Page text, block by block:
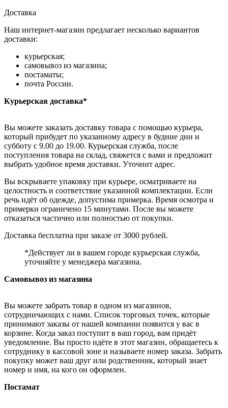
Доставка
Наш интернет-магазин предлагает несколько вариантов
доставки:
курьерская;
самовывоз из магазина;
постаматы;
почта России.
Курьерская доставка*
Вы можете заказать доставку товара с помощью курьера,
который прибудет по указанному адресу в будние дни и
субботу с 9.00 до 19.00. Курьерская служба, после
поступления товара на склад, свяжется с вами и предложит
выбрать удобное время доставки. Уточнит адрес.
Вы вскрываете упаковку при курьере, осматриваете на
целостность и соответствие указанной комплектации. Если
речь идёт об одежде, допустима примерка. Время осмотра и
примерки ограничено 15 минутами. После вы можете
отказаться частично или полностью от покупки.
Доставка бесплатна при заказе от 3000 рублей.
*Действует ли в вашем городе курьерская служба,
уточняйте у менеджера магазина.
Самовывоз из магазина
Вы можете забрать товар в одном из магазинов,
сотрудничающих с нами. Список торговых точек, которые
принимают заказы от нашей компании появится у вас в
корзине. Когда заказ поступит в ваш город, вам придёт
уведомление. Вы просто идёте в этот магазин, обращаетесь к
сотруднику в кассовой зоне и называете номер заказа. Забрать
покупку может ваш друг или родственник, который знает
номер и имя, на кого он оформлен.
Постамат